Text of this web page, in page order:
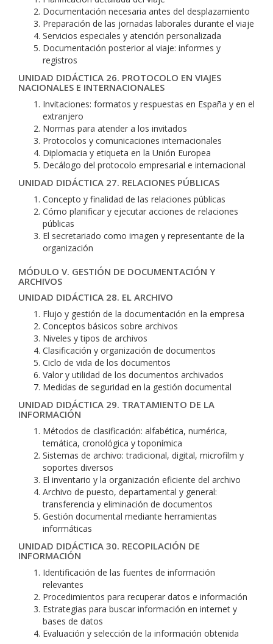
Documentación necesaria antes del desplazamiento
Preparación de las jornadas laborales durante el viaje
Servicios especiales y atención personalizada
Documentación posterior al viaje: informes y
registros
UNIDAD DIDÁCTICA 26. PROTOCOLO EN VIAJES
NACIONALES E INTERNACIONALES
Invitaciones: formatos y respuestas en España y en el
extranjero
Normas para atender a los invitados
Protocolos y comunicaciones internacionales
Diplomacia y etiqueta en la Unión Europea
Decálogo del protocolo empresarial e internacional
UNIDAD DIDÁCTICA 27. RELACIONES PÚBLICAS
Concepto y finalidad de las relaciones públicas
Cómo planificar y ejecutar acciones de relaciones
públicas
El secretariado como imagen y representante de la
organización
MÓDULO V. GESTIÓN DE DOCUMENTACIÓN Y
ARCHIVOS
UNIDAD DIDÁCTICA 28. EL ARCHIVO
Flujo y gestión de la documentación en la empresa
Conceptos básicos sobre archivos
Niveles y tipos de archivos
Clasificación y organización de documentos
Ciclo de vida de los documentos
Valor y utilidad de los documentos archivados
Medidas de seguridad en la gestión documental
UNIDAD DIDÁCTICA 29. TRATAMIENTO DE LA
INFORMACIÓN
Métodos de clasificación: alfabética, numérica,
temática, cronológica y toponímica
Sistemas de archivo: tradicional, digital, microfilm y
soportes diversos
El inventario y la organización eficiente del archivo
Archivo de puesto, departamental y general:
transferencia y eliminación de documentos
Gestión documental mediante herramientas
informáticas
UNIDAD DIDÁCTICA 30. RECOPILACIÓN DE
INFORMACIÓN
Identificación de las fuentes de información
relevantes
Procedimientos para recuperar datos e información
Estrategias para buscar información en internet y
bases de datos
Evaluación y selección de la información obtenida